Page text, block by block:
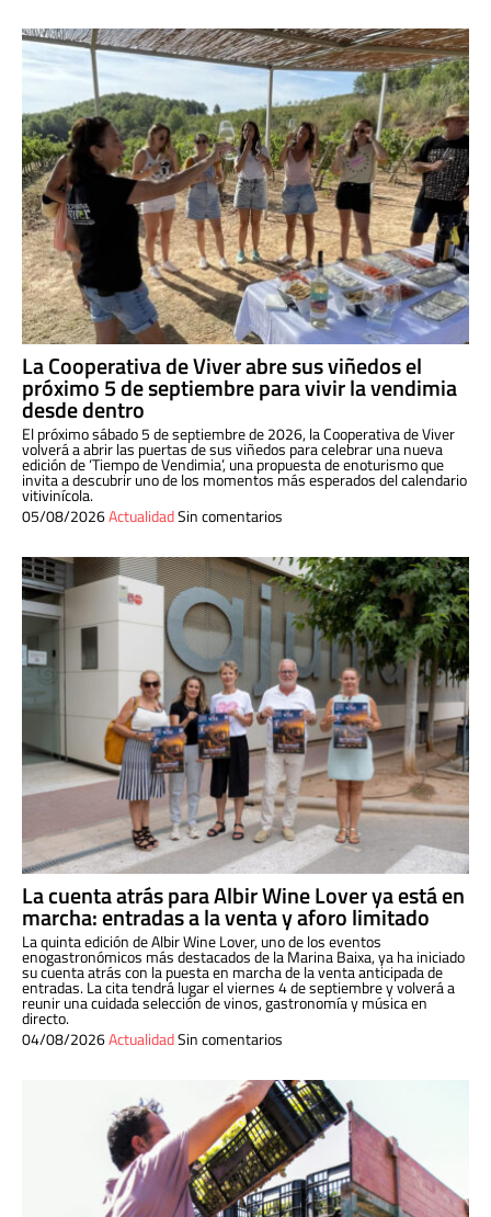
La Cooperativa de Viver abre sus viñedos el
próximo 5 de septiembre para vivir la vendimia
desde dentro
El próximo sábado 5 de septiembre de 2026, la Cooperativa de Viver
volverá a abrir las puertas de sus viñedos para celebrar una nueva
edición de ‘Tiempo de Vendimia’, una propuesta de enoturismo que
invita a descubrir uno de los momentos más esperados del calendario
vitivinícola.
05/08/2026ActualidadSin comentarios
La cuenta atrás para Albir Wine Lover ya está en
marcha: entradas a la venta y aforo limitado
La quinta edición de Albir Wine Lover, uno de los eventos
enogastronómicos más destacados de la Marina Baixa, ya ha iniciado
su cuenta atrás con la puesta en marcha de la venta anticipada de
entradas. La cita tendrá lugar el viernes 4 de septiembre y volverá a
reunir una cuidada selección de vinos, gastronomía y música en
directo.
04/08/2026ActualidadSin comentarios